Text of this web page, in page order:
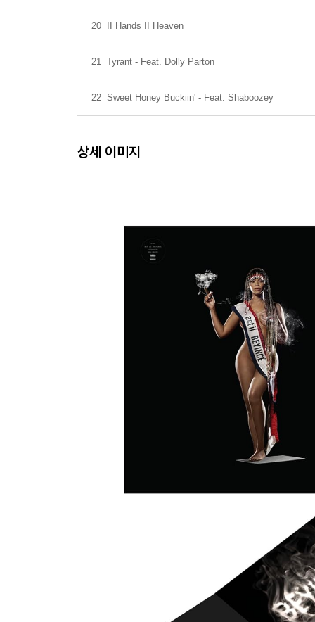
20 II Hands II Heaven
21 Tyrant - Feat. Dolly Parton
22 Sweet Honey Buckiin' - Feat. Shaboozey
상세 이미지